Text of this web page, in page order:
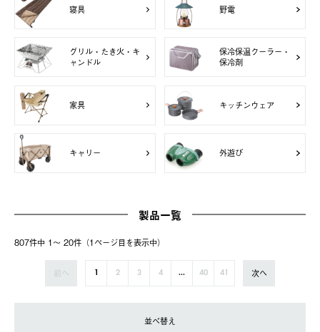
寝具 野電
グリル・たき火・キ
ャンドル
保冷保温クーラー・
保冷剤
家具 キッチンウェア
キャリー 外遊び
製品一覧
807件中 1〜 20件（1ページ⽬を表⽰中）
前へ 1 2 3 4 ... 40 41 次へ
並べ替え